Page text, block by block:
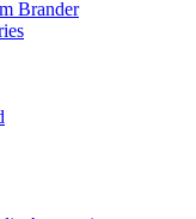
Brander